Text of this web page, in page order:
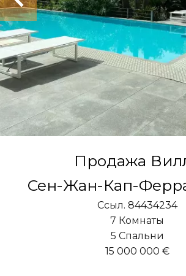
Продажа
Сен-Жан-Кап-
Ссыл. 84434234
7 Комнаты
5 Спальни
15 000 000 €